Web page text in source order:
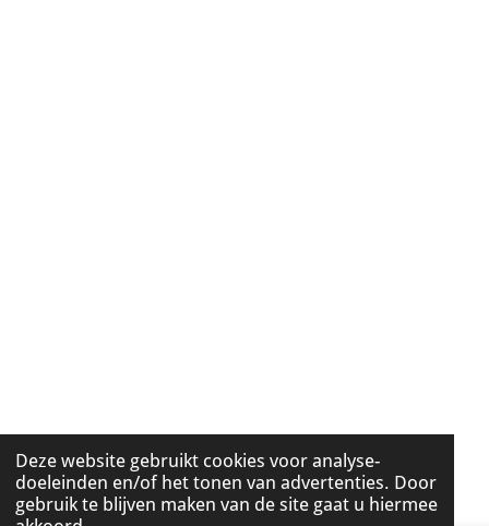
Deze website gebruikt cookies voor analyse-
doeleinden en/of het tonen van advertenties. Door
gebruik te blijven maken van de site gaat u hiermee